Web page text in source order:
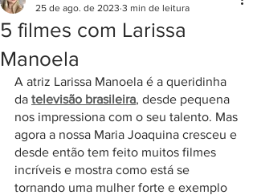
5 filmes com Larissa
Manoela
25 de ago. de 2023 3 min de leitura
A atriz Larissa Manoela é a queridinha
da televisão brasileira, desde pequena
nos impressiona com o seu talento. Mas
agora a nossa Maria Joaquina cresceu e
desde então tem feito muitos filmes
incríveis e mostra como está se
tornando uma mulher forte e exemplo